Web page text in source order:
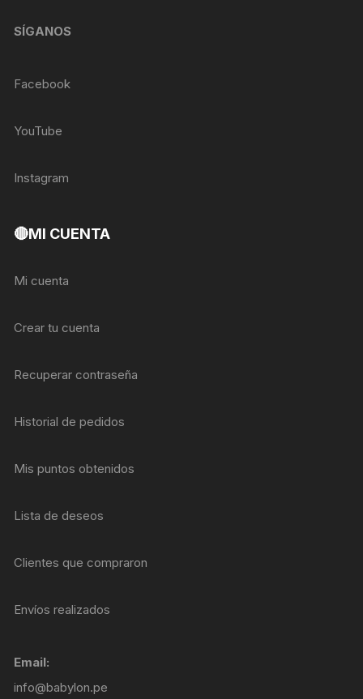
SÍGANOS
Facebook
YouTube
Instagram
🔴MI CUENTA
Mi cuenta
Crear tu cuenta
Recuperar contraseña
Historial de pedidos
Mis puntos obtenidos
Lista de deseos
Clientes que compraron
Envíos realizados
Email:
info@babylon.pe